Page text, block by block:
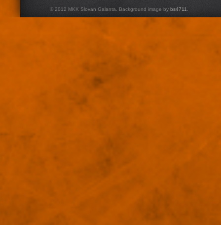
© 2012 MKK Slovan Galanta. Background image by bs4711